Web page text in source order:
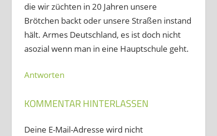
die wir züchten in 20 Jahren unsere
Brötchen backt oder unsere Straßen instand
hält. Armes Deutschland, es ist doch nicht
asozial wenn man in eine Hauptschule geht.
Antworten
KOMMENTAR HINTERLASSEN
Deine E-Mail-Adresse wird nicht